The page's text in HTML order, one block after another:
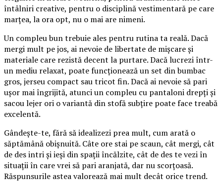
întâlniri creative, pentru o disciplină vestimentară pe care
marțea, la ora opt, nu o mai are nimeni.
Un compleu bun trebuie ales pentru rutina ta reală. Dacă
mergi mult pe jos, ai nevoie de libertate de mișcare și
materiale care rezistă decent la purtare. Dacă lucrezi într-
un mediu relaxat, poate funcționează un set din bumbac
gros, jerseu compact sau tricot fin. Dacă ai nevoie să pari
ușor mai îngrijită, atunci un compleu cu pantaloni drepți și
sacou lejer ori o variantă din stofă subțire poate face treabă
excelentă.
Gândește-te, fără să idealizezi prea mult, cum arată o
săptămână obișnuită. Câte ore stai pe scaun, cât mergi, cât
de des intri și ieși din spații încălzite, cât de des te vezi în
situații în care vrei să pari aranjată, dar nu scorțoasă.
Răspunsurile astea valorează mai mult decât orice trend.